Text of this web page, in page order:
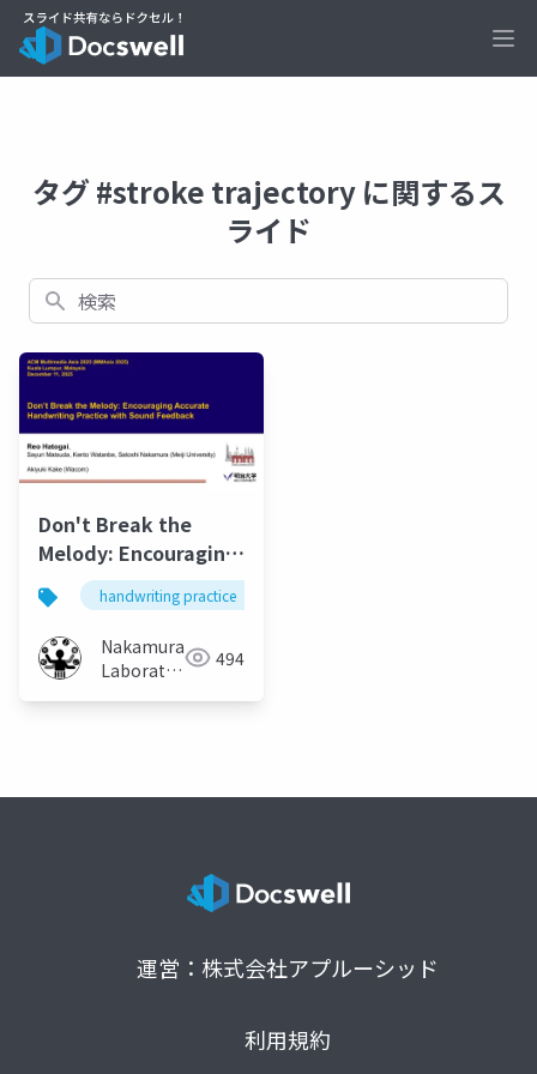
タグ #stroke trajectory に関するス
ライド
検索
Don't Break the
Melody: Encouraging
Accurate
Handwriting Practice
with Sound
Feedback
handwriting practice
Nakamura
Laboratory
494
運営：株式会社アプルーシッド
利用規約